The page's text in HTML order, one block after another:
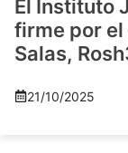
El Instituto
firme por
Salas,
21/10/2025